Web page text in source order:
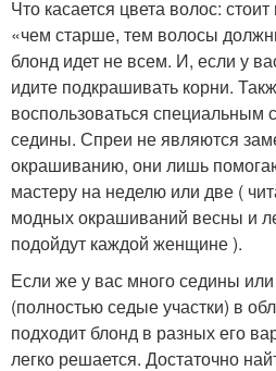
Что касается цвета волос:
«чем старше, тем волосы
блонд идет не всем. И, если у
идите подкрашивать корни.
воспользоваться специальным
седины. Спреи не являются
окрашиванию, они лишь
мастеру на неделю или две (
модных окрашиваний весны и
подойдут каждой женщине ).
Если же у вас много седины
(полностью седые участки) в
подходит блонд в разных его
легко решается. Достаточно